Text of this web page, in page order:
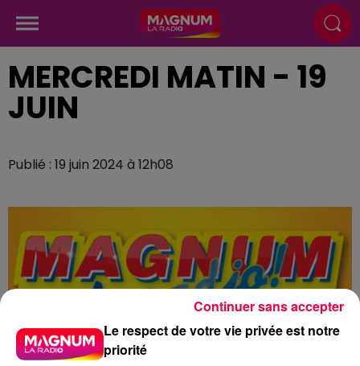
MERCREDI MATIN - 19
JUIN
Publié : 19 juin 2024 à 12h08
Le respect de votre vie privée est notre
priorité
Continuer sans accepter